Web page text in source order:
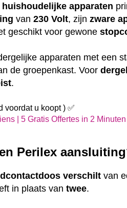
huishoudelijke apparaten
van230 Volt, zijnzware
geschikt voor gewone
apparaten met een
de groepenkast. Voor
.
voordat u koopt ) ✅
| 5 Gratis Offertes in 2 Minuten
Perilex
verschilt van
in plaats vantwee.